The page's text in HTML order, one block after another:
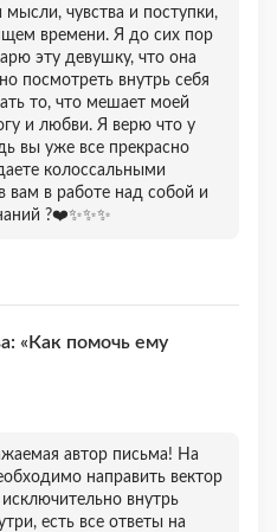
мысли, чувства и поступки,
времени. Я до сих пор
эту девушку, что она
посмотреть внутрь себя
то, что мешает моей
и любви. Я верю что у
вы уже все прекрасно
колоссальными
вам в работе над собой и
?❤️✨✨✨
«Как помочь ему
автор письма! На
направить вектор
внутрь
есть все ответы на